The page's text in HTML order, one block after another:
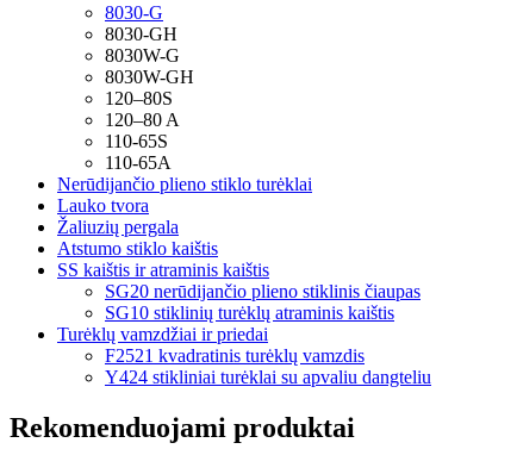
8030-G
8030-GH
8030W-G
8030W-GH
120–80S
120–80 A
110-65S
110-65A
Nerūdijančio plieno stiklo turėklai
Lauko tvora
Žaliuzių pergala
Atstumo stiklo kaištis
SS kaištis ir atraminis kaištis
SG20 nerūdijančio plieno stiklinis čiaupas
SG10 stiklinių turėklų atraminis kaištis
Turėklų vamzdžiai ir priedai
F2521 kvadratinis turėklų vamzdis
Y424 stikliniai turėklai su apvaliu dangteliu
Rekomenduojami produktai